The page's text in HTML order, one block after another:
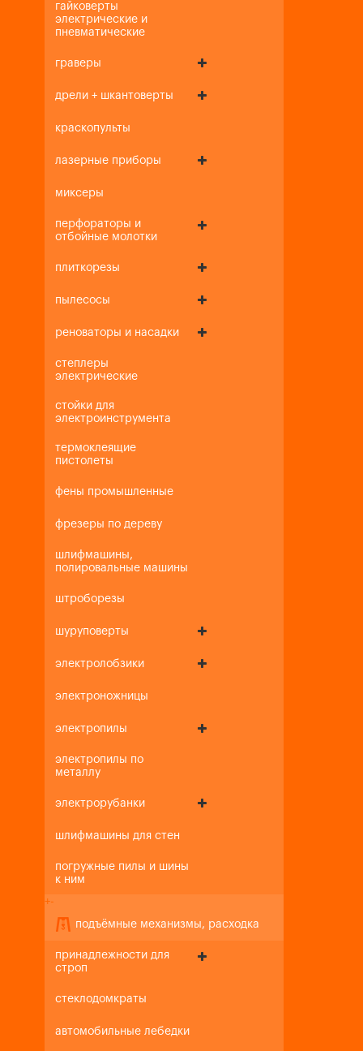
гайковерты
электрические и
пневматические
граверы
дрели + шкантоверты
краскопульты
лазерные приборы
миксеры
перфораторы и
отбойные молотки
плиткорезы
пылесосы
реноваторы и насадки
степлеры
электрические
стойки для
электроинструмента
термоклеящие
пистолеты
фены промышленные
фрезеры по дереву
шлифмашины,
полировальные машины
штроборезы
шуруповерты
электролобзики
электроножницы
электропилы
электропилы по
металлу
электрорубанки
шлифмашины для стен
погружные пилы и шины
к ним
+-
подъёмные механизмы, расходка
принадлежности для
строп
стеклодомкраты
автомобильные лебедки